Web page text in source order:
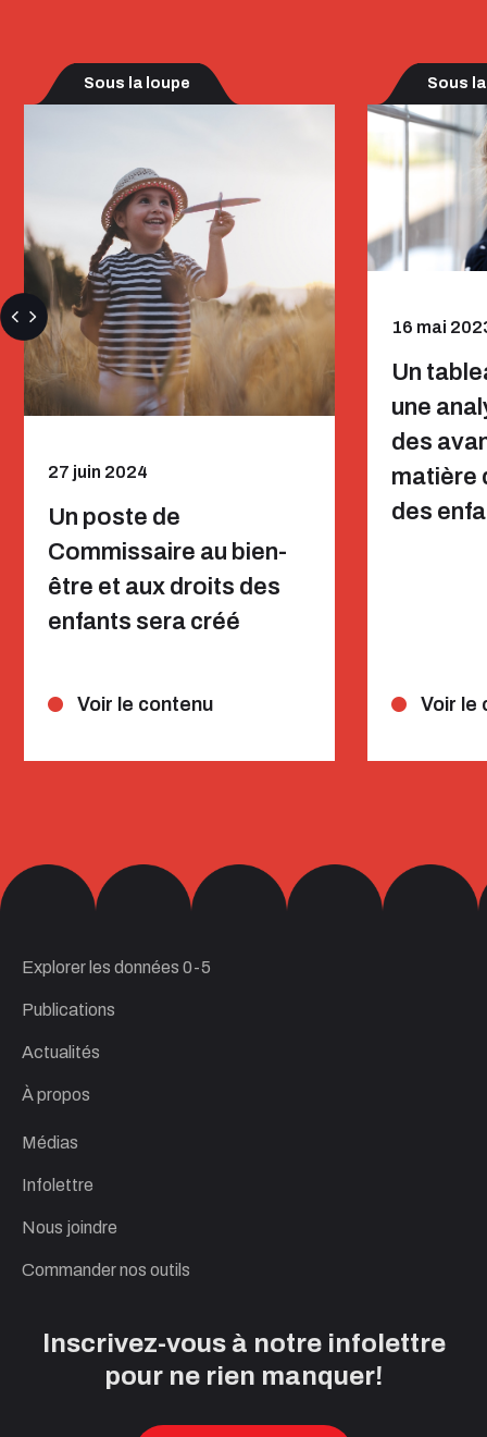
Sous la loupe
27 juin 2024
Un poste de
Commissaire au bien-
être et aux droits des
enfants sera créé
Voir le contenu
Sous
16 mai
Un
une
des
matière
des
Voir le
Explorer les données 0-5
Publications
Actualités
À propos
Médias
Infolettre
Nous joindre
Commander nos outils
Inscrivez-vous à notre infolettre
pour ne rien manquer!